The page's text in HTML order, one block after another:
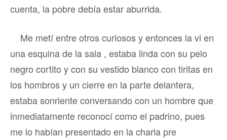
cuenta, la pobre debía estar aburrida.
Me metí entre otros curiosos y entonces la vi en
una esquina de la sala , estaba linda con su pelo
negro cortito y con su vestido blanco con tiritas en
los hombros y un cierre en la parte delantera,
estaba sonriente conversando con un hombre que
inmediatamente reconocí como el padrino, pues
me lo habían presentado en la charla pre